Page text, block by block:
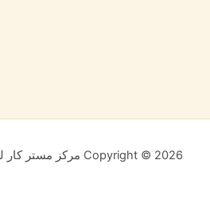
Copyright © 2026 مركز مستر كار لصيانة السيارات في جدة